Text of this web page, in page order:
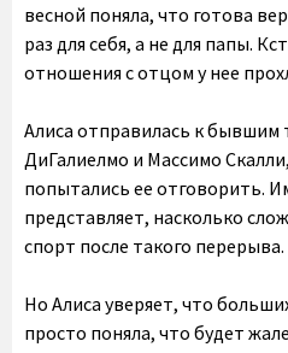
весной поняла, что готова
раз для себя, а не для папы.
отношения с отцом у нее
Алиса отправилась к бывшим
ДиГалиелмо и Массимо
попытались ее отговорить.
представляет, насколько
спорт после такого перерыва.
Но Алиса уверяет, что
просто поняла, что будет